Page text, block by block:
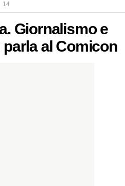
14
Giornalismo e
al Comicon